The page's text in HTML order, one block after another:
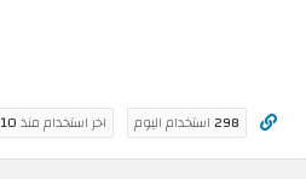
298استخدام اليوم اخر استخدام منذ10 ساعة